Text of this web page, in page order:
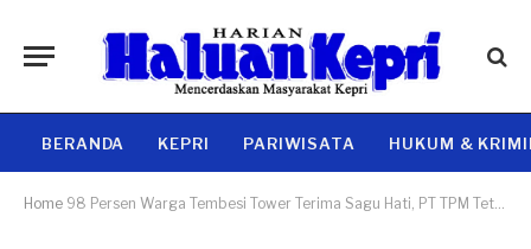
BERANDA KEPRI PARIWISATA HUKUM &
Home 98 Persen Warga Tembesi Tower Terima Sagu Hati, PT TPM Tetap Bantu Warga yang Tempuh Jalur Hukum